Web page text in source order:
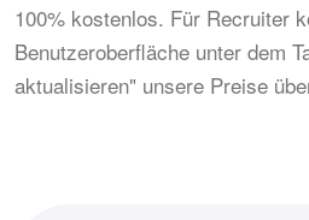
100% kostenlos. Für Recruiter
Benutzeroberfläche unter dem
aktualisieren" unsere Preise